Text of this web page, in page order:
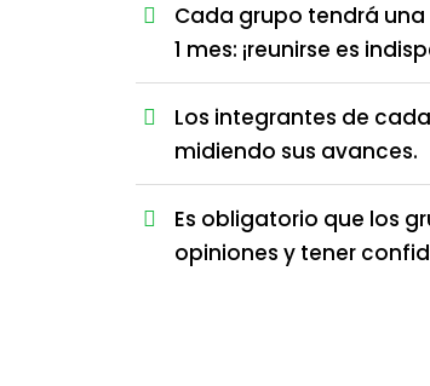
Cada grupo tendrá
1 mes: ¡reunirse es
Los integrantes de
midiendo sus avances.
Es obligatorio que los
opiniones y tener